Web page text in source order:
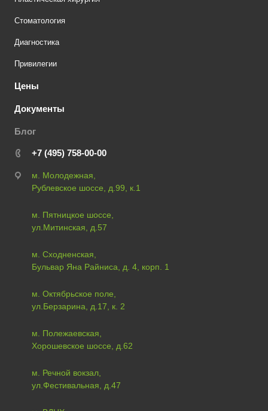
Стоматология
Диагностика
Привилегии
Цены
Документы
Блог
+7 (495) 758-00-00
м. Молодежная,
Рублевское шоссе, д.99, к.1
м. Пятницкое шоссе,
ул.Митинская, д.57
м. Сходненская,
Бульвар Яна Райниса, д. 4, корп. 1
м. Октябрьское поле,
ул.Берзарина, д.17, к. 2
м. Полежаевская,
Хорошевское шоссе, д.62
м. Речной вокзал,
ул.Фестивальная, д.47